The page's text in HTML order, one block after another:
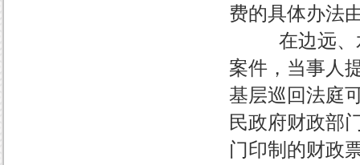
费的具体办法
在边远、水
案件，当事人
基层巡回法庭
民政府财政部
门印制的财政